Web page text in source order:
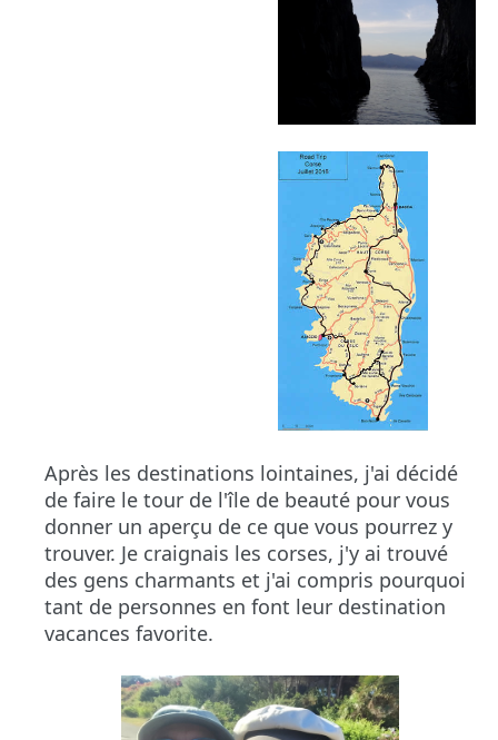
Après les destinations lointaines, j'ai décidé
de faire le tour de l'île de beauté pour vous
donner un aperçu de ce que vous pourrez y
trouver. Je craignais les corses, j'y ai trouvé
des gens charmants et j'ai compris pourquoi
tant de personnes en font leur destination
vacances favorite.